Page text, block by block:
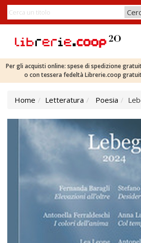
Per gli acquisti online: spese di spedizione
o con tessera fedeltà Librerie.coop
Home Letteratura Poesia